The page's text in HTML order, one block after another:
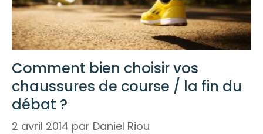
Comment bien choisir vos
chaussures de course / la fin du
débat ?
2 avril 2014 par Daniel Riou